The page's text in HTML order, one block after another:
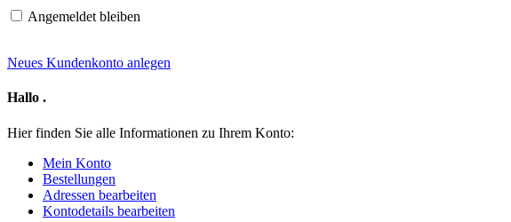
Angemeldet bleiben
Neues Kundenkonto anlegen
Hallo .
Hier finden Sie alle Informationen zu Ihrem Konto:
Mein Konto
Bestellungen
Adressen bearbeiten
Kontodetails bearbeiten